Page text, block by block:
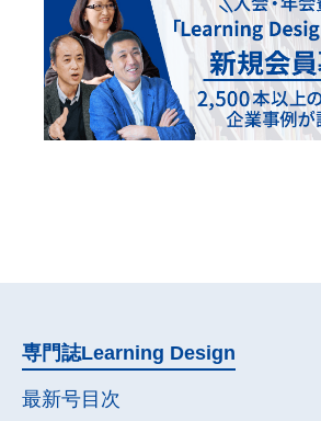
専門誌Learning Design
最新号目次